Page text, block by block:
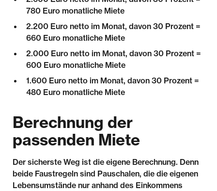
780 Euro monatliche Miete
2.200 Euro netto im Monat, davon 30 Prozent =
660 Euro monatliche Miete
2.000 Euro netto im Monat, davon 30 Prozent =
600 Euro monatliche Miete
1.600 Euro netto im Monat, davon 30 Prozent =
480 Euro monatliche Miete
Berechnung der
passenden Miete
Der sicherste Weg ist die eigene Berechnung. Denn
beide Faustregeln sind Pauschalen, die die eigenen
Lebensumstände nur anhand des Einkommens